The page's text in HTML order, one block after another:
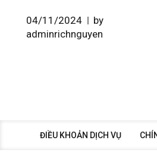
04/11/2024
by
adminrichnguyen
ĐIỀU KHOẢN DỊCH VỤ